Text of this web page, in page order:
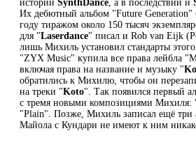
истории SynthDance , а в последствии и
Их дебютный альбом "Future
году тиражом около 150 тысяч
для "Laserdance" писал и Rob van Eijk
лишь Михиль установил стандарты
"ZYX Music" купила все права лейбла
включая права на название и музыку "
обратились к Михилю, чтобы он
на треки "Koto". Так появился первый
с тремя новыми композициями Михиля:
"Plain". Позже, Михиль записал ещё три
Майола с Кундари не имеют к ним